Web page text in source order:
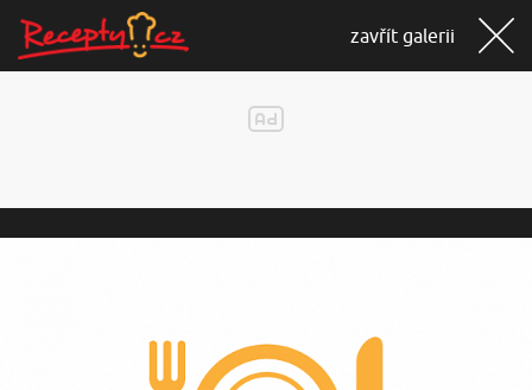
zavřít galerii